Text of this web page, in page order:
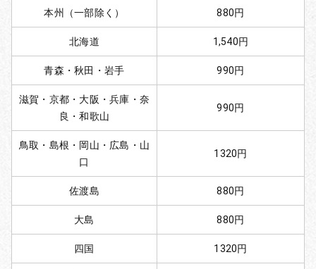
本州（一部除く） 880円
北海道 1,540円
青森・秋田・岩手 990円
滋賀・京都・大阪・兵庫・奈
良・和歌山
990円
鳥取・島根・岡山・広島・山
口
1320円
佐渡島 880円
大島 880円
四国 1320円